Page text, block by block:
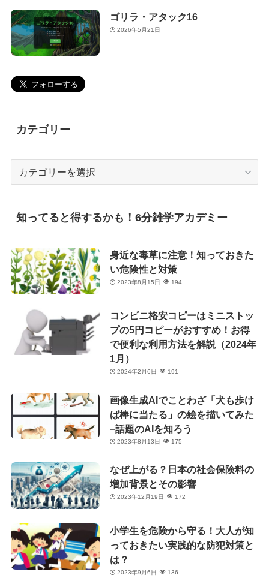
ゴリラ・アタック16
2026年5月21日
カテゴリー
リ
ー
知ってると得するかも！6分雑学アカデミー
身近な毒草に注意！知っておきた
い危険性と対策
2023年8月15日 194
コンビニ格安コピーはミニストッ
プの5円コピーがおすすめ！お得
で便利な利用方法を解説（2024年
1月）
2024年2月6日 191
画像生成AIでことわざ「犬も歩け
ば棒に当たる」の絵を描いてみた
−話題のAIを知ろう
2023年8月13日 175
なぜ上がる？日本の社会保険料の
増加背景とその影響
2023年12月19日 172
小学生を危険から守る！大人が知
っておきたい実践的な防犯対策と
は？
2023年9月6日 136